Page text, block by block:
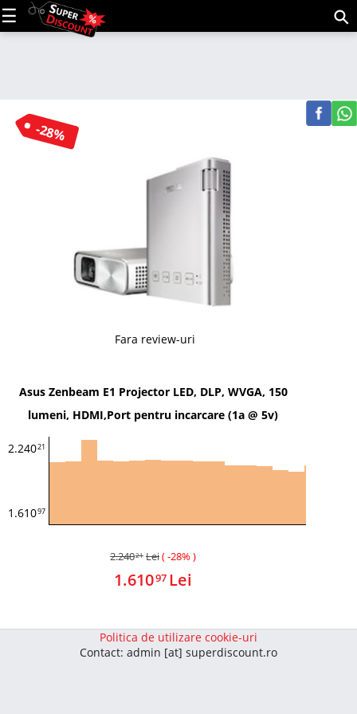
-28%
Fara review-uri
Asus Zenbeam E1 Projector LED, DLP, WVGA, 150
lumeni, HDMI,Port pentru incarcare (1a @ 5v)
2.24021
1.61097
2.24021 Lei( -28% )
1.61097 Lei
Politica de utilizare cookie-uri
Contact: admin [at] superdiscount.ro